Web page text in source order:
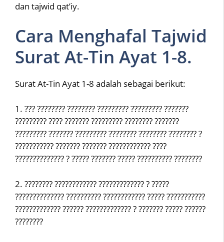
dan tajwid qat’iy.
Cara Menghafal Tajwid
Surat At-Tin Ayat 1-8.
Surat At-Tin Ayat 1-8 adalah sebagai berikut:
1. ??? ???????? ???????? ????????? ????????? ???????
????????? ???? ??????? ????????? ???????? ???????
????????? ??????? ????????? ???????? ???????? ???????? ?
??????????? ??????? ??????? ???????????? ????
?????????????? ? ????? ??????? ????? ?????????? ????????
2. ???????? ???????????? ????????????? ? ?????
?????????????? ?????????? ???????????? ????? ???????????
????????????? ?????? ????????????? ? ??????? ????? ??????
????????